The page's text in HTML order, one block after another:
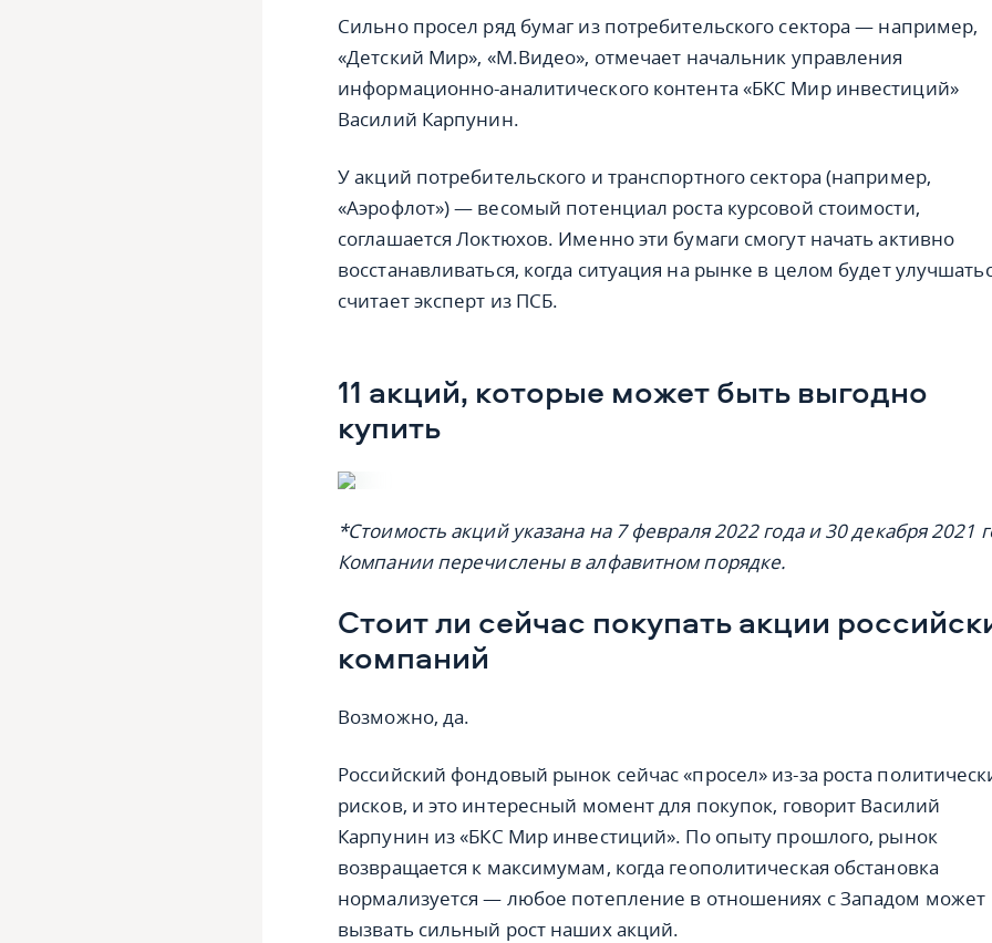
Сильно просел ряд бумаг из потребительского сектора — например,
«Детский Мир», «М.Видео», отмечает начальник управления
информационно-аналитического контента «БКС Мир инвестиций»
Василий Карпунин.
У акций потребительского и транспортного сектора (например,
«Аэрофлот») — весомый потенциал роста курсовой стоимости,
соглашается Локтюхов. Именно эти бумаги смогут начать активно
восстанавливаться, когда ситуация на рынке в целом будет
считает эксперт из ПСБ.
11 акций, которые может быть выгодно
купить
*Стоимость акций указана на 7 февраля 2022 года и 30 декабря 2021
Компании перечислены в алфавитном порядке.
Стоит ли сейчас покупать акции
компаний
Возможно, да.
Российский фондовый рынок сейчас «просел» из-за роста
рисков, и это интересный момент для покупок, говорит Василий
Карпунин из «БКС Мир инвестиций». По опыту прошлого, рынок
возвращается к максимумам, когда геополитическая обстановка
нормализуется — любое потепление в отношениях с Западом может
вызвать сильный рост наших акций.